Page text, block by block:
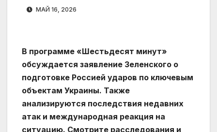
МАЙ 16, 2026
В программе «Шестьдесят минут»
обсуждается заявление Зеленского о
подготовке Россией ударов по ключевым
объектам Украины. Также
анализируются последствия недавних
атак и международная реакция на
ситуацию. Смотрите расследования и